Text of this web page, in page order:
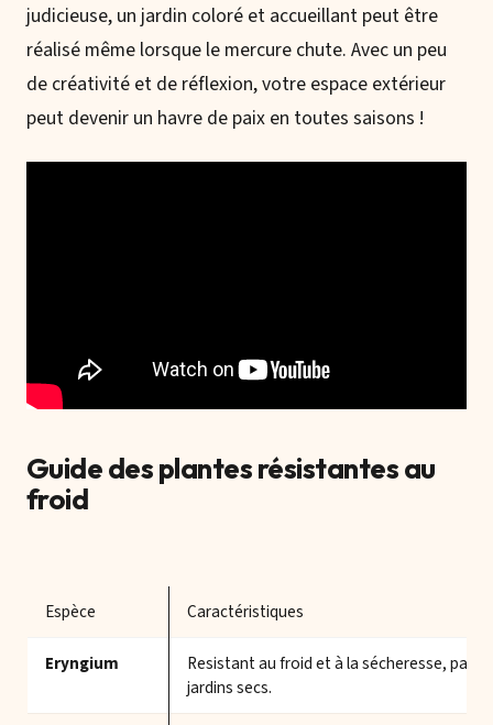
judicieuse, un jardin coloré et accueillant peut être
réalisé même lorsque le mercure chute. Avec un peu
de créativité et de réflexion, votre espace extérieur
peut devenir un havre de paix en toutes saisons !
Guide des plantes résistantes au
froid
Espèce Caractéristiques
Eryngium
Resistant au froid et à la sécheresse,
jardins secs.